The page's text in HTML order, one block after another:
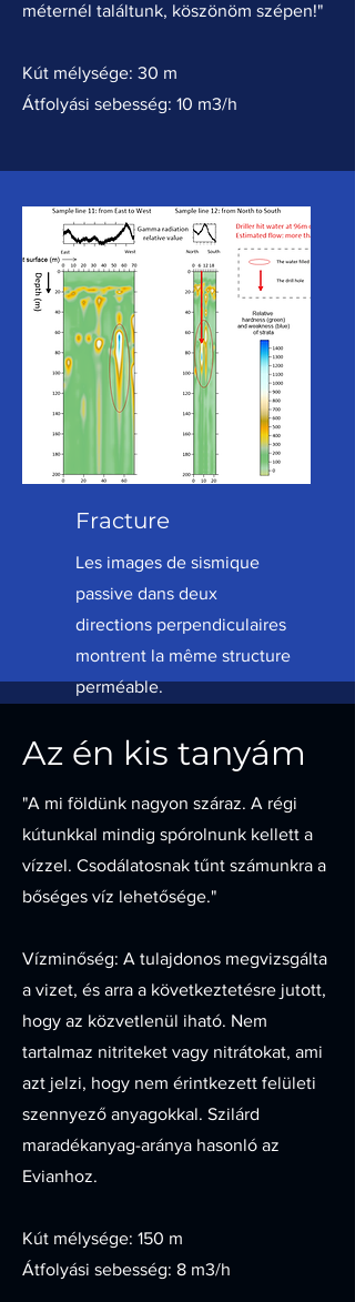
méternél találtunk, köszönöm szépen!"
Kút mélysége: 30 m
Átfolyási sebesség: 10 m3/h
Fracture
Les images de sismique
passive dans deux
directions perpendiculaires
montrent la même structure
perméable.
Az én kis tanyám
"A mi földünk nagyon száraz. A régi
kútunkkal mindig spórolnunk kellett a
vízzel. Csodálatosnak tűnt számunkra a
bőséges víz lehetősége."
Vízminőség: A tulajdonos megvizsgálta
a vizet, és arra a következtetésre jutott,
hogy az közvetlenül iható. Nem
tartalmaz nitriteket vagy nitrátokat, ami
azt jelzi, hogy nem érintkezett felületi
szennyező anyagokkal. Szilárd
maradékanyag-aránya hasonló az
Evianhoz.
Kút mélysége: 150 m
Átfolyási sebesség: 8 m3/h